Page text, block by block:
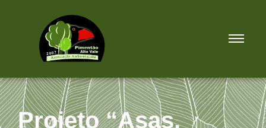
Projeto “Asas,